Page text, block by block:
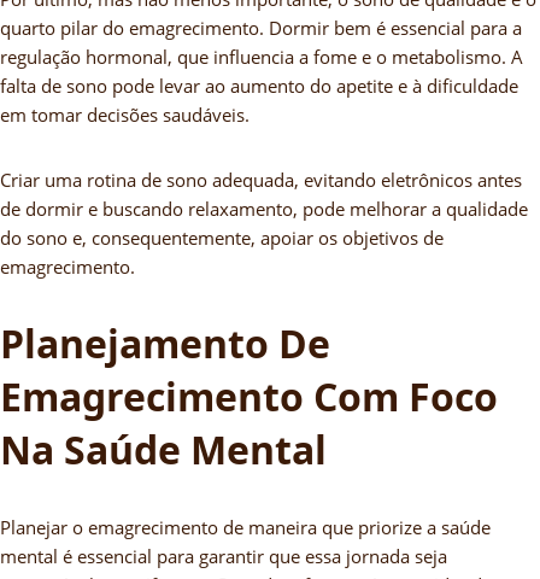
quarto pilar do emagrecimento. Dormir bem é essencial para a
regulação hormonal, que influencia a fome e o metabolismo. A
falta de sono pode levar ao aumento do apetite e à dificuldade
em tomar decisões saudáveis.
Criar uma rotina de sono adequada, evitando eletrônicos antes
de dormir e buscando relaxamento, pode melhorar a qualidade
do sono e, consequentemente, apoiar os objetivos de
emagrecimento.
Planejamento De
Emagrecimento Com Foco
Na Saúde Mental
Planejar o emagrecimento de maneira que priorize a saúde
mental é essencial para garantir que essa jornada seja